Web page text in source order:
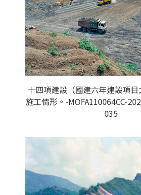
十四項建設（國建六年建設項
施工情形。-MOFA110064CC-
035